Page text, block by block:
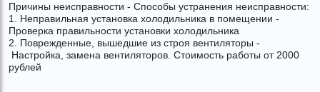
Причины неисправности - Способы устранения неисправности:
1. Неправильная установка холодильника в помещении -
Проверка правильности установки холодильника
2. Поврежденные, вышедшие из строя вентиляторы -
Настройка, замена вентиляторов. Стоимость работы от 2000
рублей